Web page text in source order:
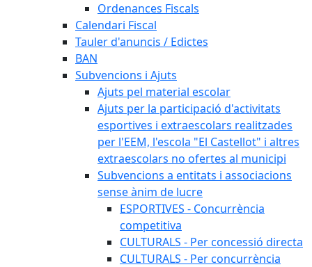
Ordenances Fiscals
Calendari Fiscal
Tauler d'anuncis / Edictes
BAN
Subvencions i Ajuts
Ajuts pel material escolar
Ajuts per la participació d'activitats
esportives i extraescolars realitzades
per l'EEM, l'escola "El Castellot" i altres
extraescolars no ofertes al municipi
Subvencions a entitats i associacions
sense ànim de lucre
ESPORTIVES - Concurrència
competitiva
CULTURALS - Per concessió directa
CULTURALS - Per concurrència